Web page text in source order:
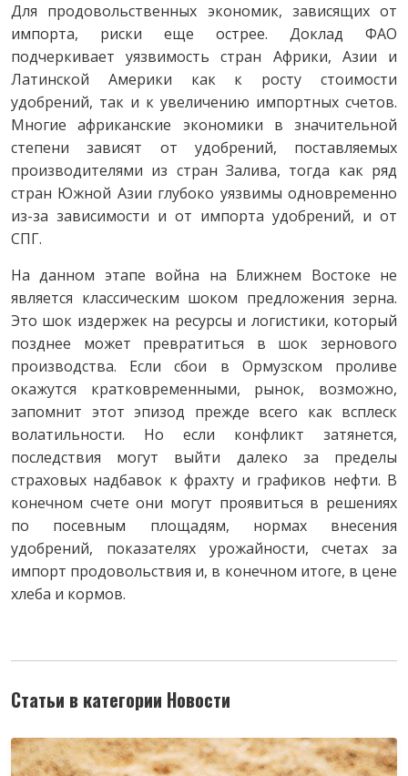
Для продовольственных экономик, зависящих от
импорта, риски еще острее. Доклад ФАО
подчеркивает уязвимость стран Африки, Азии и
Латинской Америки как к росту стоимости
удобрений, так и к увеличению импортных счетов.
Многие африканские экономики в значительной
степени зависят от удобрений, поставляемых
производителями из стран Залива, тогда как ряд
стран Южной Азии глубоко уязвимы одновременно
из-за зависимости и от импорта удобрений, и от
СПГ.
На данном этапе война на Ближнем Востоке не
является классическим шоком предложения зерна.
Это шок издержек на ресурсы и логистики, который
позднее может превратиться в шок зернового
производства. Если сбои в Ормузском проливе
окажутся кратковременными, рынок, возможно,
запомнит этот эпизод прежде всего как всплеск
волатильности. Но если конфликт затянется,
последствия могут выйти далеко за пределы
страховых надбавок к фрахту и графиков нефти. В
конечном счете они могут проявиться в решениях
по посевным площадям, нормах внесения
удобрений, показателях урожайности, счетах за
импорт продовольствия и, в конечном итоге, в цене
хлеба и кормов.
Статьи в категории Новости